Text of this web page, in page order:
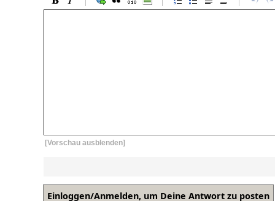
[Vorschau ausblenden]